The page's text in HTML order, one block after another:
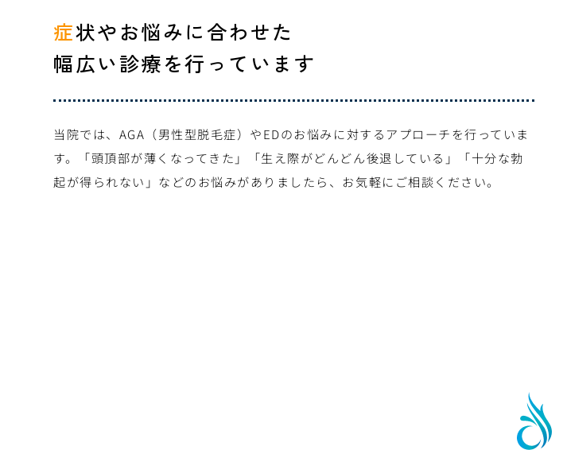
症状やお悩みに合わせた
幅広い診療を行っています
当院では、AGA（男性型脱毛症）やEDのお悩みに対するアプローチを行っていま
す。「頭頂部が薄くなってきた」「生え際がどんどん後退している」「十分な勃
起が得られない」などのお悩みがありましたら、お気軽にご相談ください。